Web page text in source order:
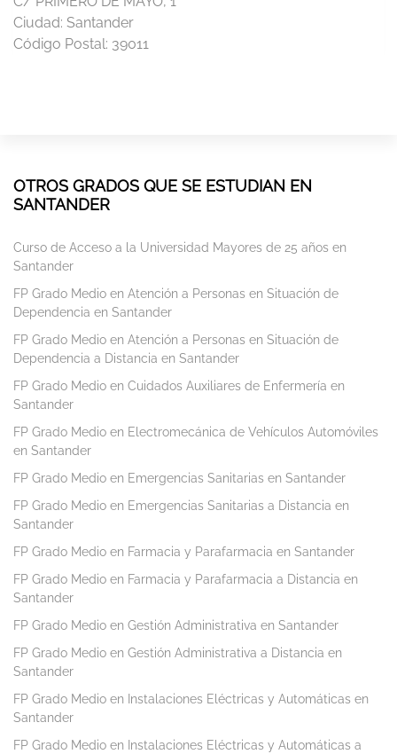
Ciudad: Santander
Código Postal: 39011
OTROS GRADOS QUE SE ESTUDIAN EN
SANTANDER
Curso de Acceso a la Universidad Mayores de 25 años en
Santander
FP Grado Medio en Atención a Personas en Situación de
Dependencia en Santander
FP Grado Medio en Atención a Personas en Situación de
Dependencia a Distancia en Santander
FP Grado Medio en Cuidados Auxiliares de Enfermería en
Santander
FP Grado Medio en Electromecánica de Vehículos Automóviles
en Santander
FP Grado Medio en Emergencias Sanitarias en Santander
FP Grado Medio en Emergencias Sanitarias a Distancia en
Santander
FP Grado Medio en Farmacia y Parafarmacia en Santander
FP Grado Medio en Farmacia y Parafarmacia a Distancia en
Santander
FP Grado Medio en Gestión Administrativa en Santander
FP Grado Medio en Gestión Administrativa a Distancia en
Santander
FP Grado Medio en Instalaciones Eléctricas y Automáticas en
Santander
FP Grado Medio en Instalaciones Eléctricas y Automáticas a